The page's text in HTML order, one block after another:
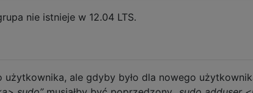
nie istnieje w 12.04 LTS.
ale gdyby było dla nowego